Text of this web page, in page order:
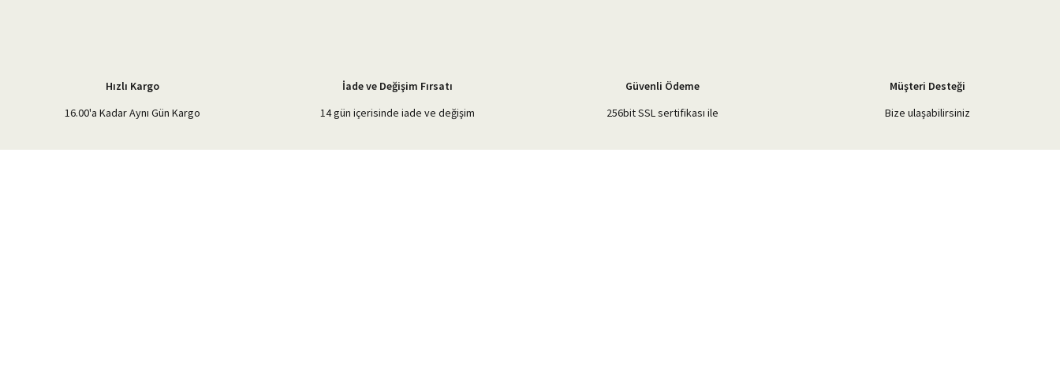
Hızlı Kargo
16.00'a Kadar Aynı Gün Kargo
İade ve Değişim Fırsatı
14 gün içerisinde iade ve değişim
Güvenli Ödeme
256bit SSL sertifikası ile
Müşteri Desteği
Bize ulaşabilirsiniz